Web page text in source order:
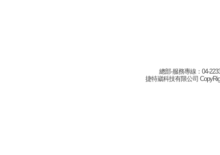
總部-服務專線：04-
捷特崴科技有限公司